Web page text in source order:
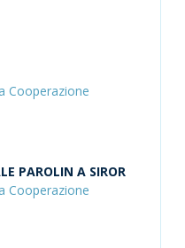
Cooperazione
PAROLIN A SIROR
Cooperazione